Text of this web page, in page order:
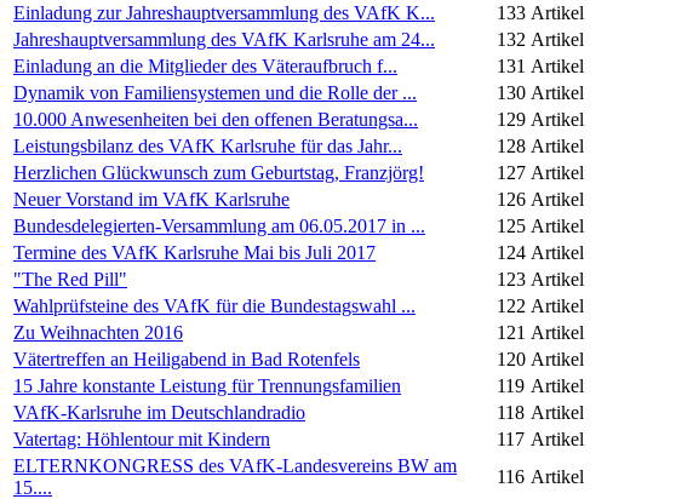
Einladung zur Jahreshauptversammlung des VAfK K...
133 Artikel
Jahreshauptversammlung des VAfK Karlsruhe am 24...
132 Artikel
Einladung an die Mitglieder des Väteraufbruch f...
131 Artikel
Dynamik von Familiensystemen und die Rolle der ...
130 Artikel
10.000 Anwesenheiten bei den offenen Beratungsa...
129 Artikel
Leistungsbilanz des VAfK Karlsruhe für das Jahr...
128 Artikel
Herzlichen Glückwunsch zum Geburtstag, Franzjörg!
127 Artikel
Neuer Vorstand im VAfK Karlsruhe
126 Artikel
Bundesdelegierten-Versammlung am 06.05.2017 in ...
125 Artikel
Termine des VAfK Karlsruhe Mai bis Juli 2017
124 Artikel
"The Red Pill"
123 Artikel
Wahlprüfsteine des VAfK für die Bundestagswahl ...
122 Artikel
Zu Weihnachten 2016
121 Artikel
Vätertreffen an Heiligabend in Bad Rotenfels
120 Artikel
15 Jahre konstante Leistung für Trennungsfamilien
119 Artikel
VAfK-Karlsruhe im Deutschlandradio
118 Artikel
Vatertag: Höhlentour mit Kindern
117 Artikel
ELTERNKONGRESS des VAfK-Landesvereins BW am
15....
116 Artikel